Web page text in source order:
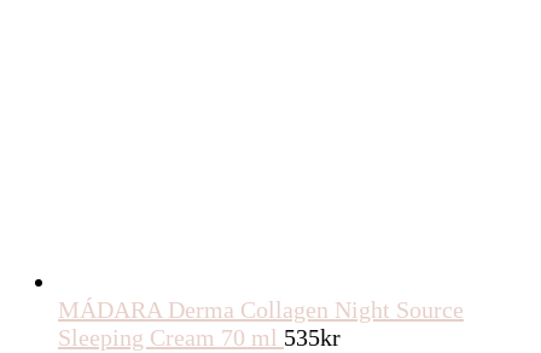
MÁDARA Derma Collagen Night Source
Sleeping Cream 70 ml 535kr